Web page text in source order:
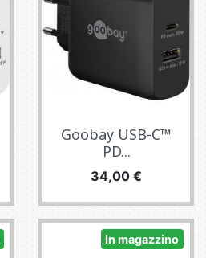
Goobay USB-C™
PD...
Prezzo
34,00 €
In magazzino